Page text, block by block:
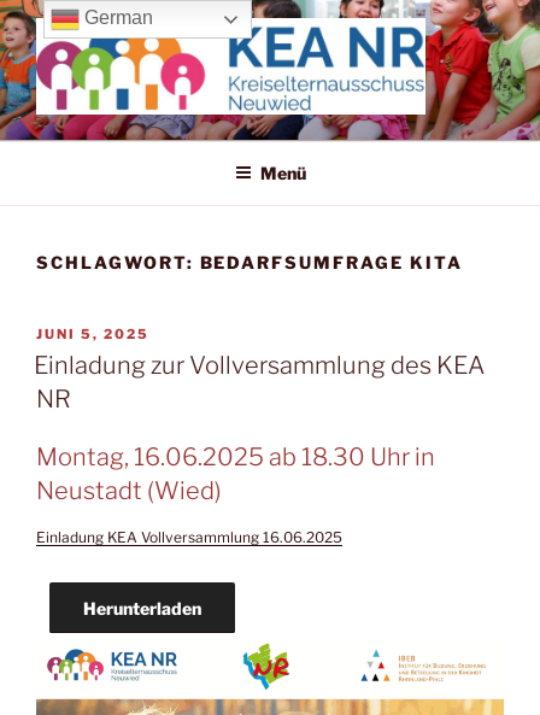
Zum
Inhalt
springen
KREISELTERNAUSSCHUSS
Wir machen uns für die Kleinen stark!
Menü
SCHLAGWORT: BEDARFSUMFRAGE KITA
VERÖFFENTLICHT
AM
JUNI 5, 2025
Einladung zur Vollversammlung des KEA
NR
Montag, 16.06.2025 ab 18.30 Uhr in
Neustadt (Wied)
Einladung KEA Vollversammlung 16.06.2025
Herunterladen
German